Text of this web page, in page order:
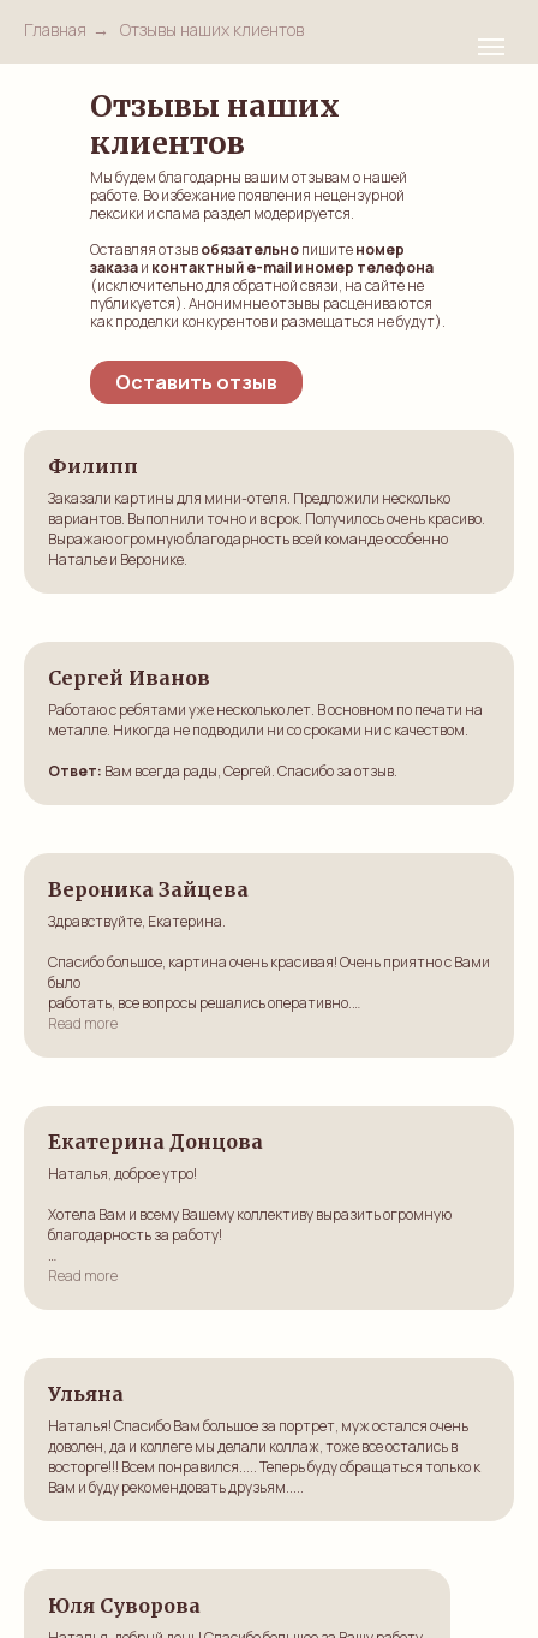
Главная → Отзывы наших клиентов
Отзывы наших
клиентов
Оставить отзыв
Мы будем благодарны вашим отзывам о нашей
работе. Во избежание появления нецензурной
лексики и спама раздел модерируется.
Оставляя отзывобязательнопишитеномер
заказаи контактный e-mail и номер телефона
(исключительно для обратной связи, на сайте не
публикуется). Анонимные отзывы расцениваются
как проделки конкурентов и размещаться не будут).
Филипп
Заказали картины для мини-отеля. Предложили несколько
вариантов. Выполнили точно и в срок. Получилось очень красиво.
Выражаю огромную благодарность всей команде особенно
Наталье и Веронике.
Сергей Иванов
Работаю с ребятами уже несколько лет. В основном по печати на
металле. Никогда не подводили ни со сроками ни с качеством.
Ответ: Вам всегда рады, Сергей. Спасибо за отзыв.
Вероника Зайцева
Здравствуйте, Екатерина.
Спасибо большое, картина очень красивая! Очень приятно с Вами
было
работать, все вопросы решались оперативно.
Read more
Екатерина Донцова
Наталья, доброе утро!
Хотела Вам и всему Вашему коллективу выразить огромную
благодарность за работу!
Вчера мы вручили подарок юбиляру – она в восторге! Она
Read more
Ульяна
Наталья! Спасибо Вам большое за портрет, муж остался очень
доволен, да и коллеге мы делали коллаж, тоже все остались в
восторге!!! Всем понравился..... Теперь буду обращаться только к
Вам и буду рекомендовать друзьям.....
Юля Суворова